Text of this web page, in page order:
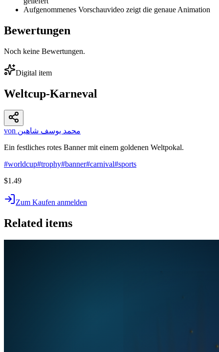
Aufgenommenes Vorschauvideo zeigt die genaue Animation
Bewertungen
Noch keine Bewertungen.
Digital item
Weltcup-Karneval
von محمد يوسف شاهين
Ein festliches rotes Banner mit einem goldenen Weltpokal.
#worldcup#trophy#banner#carnival#sports
$1.49
Zum Kaufen anmelden
Related items